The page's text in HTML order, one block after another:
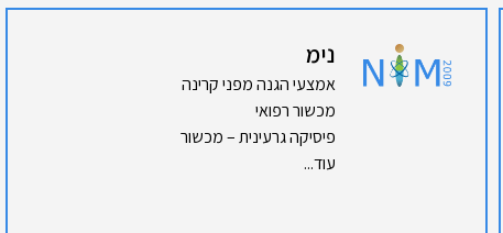
נימ
אמצעי הגנה מפני קרינה
מכשור רפואי
פיסיקה גרעינית – מכשור
עוד...